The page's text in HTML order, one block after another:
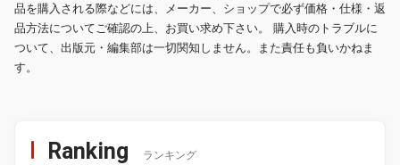
品を購入される際などには、メーカー、ショップで必ず価格・仕様・返
品方法についてご確認の上、お買い求め下さい。 購入時のトラブルに
ついて、出版元・編集部は一切関知しません。また責任も負いかねま
す。
Ranking ランキング